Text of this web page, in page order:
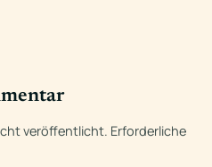
veröffentlicht. Erforderliche